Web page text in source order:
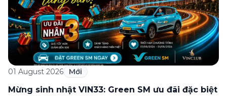
01 August 2026 Mới
Mừng sinh nhật VIN33: Green SM ưu đãi đặc biệt